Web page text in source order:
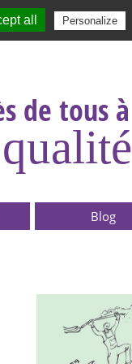
de tous à
Blog
Contact | | |
all Personalize